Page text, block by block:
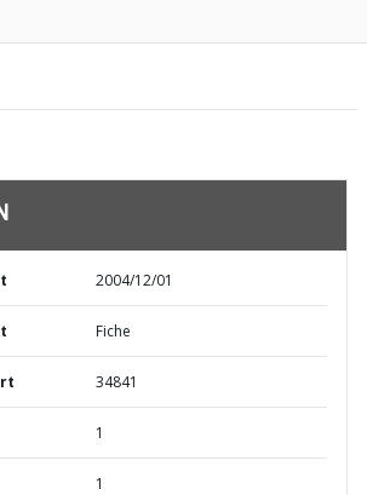
2004/12/01
Fiche
34841
1
1